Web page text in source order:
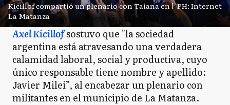
Kicillof compartió un plenario con Taiana en
La Matanza
| PH: Internet
Axel Kicillofsostuvo que "la sociedad
argentina está atravesando una verdadera
calamidad laboral, social y productiva, cuyo
único responsable tiene nombre y apellido:
Javier Milei”, al encabezar un plenario con
militantes en el municipio de La Matanza.